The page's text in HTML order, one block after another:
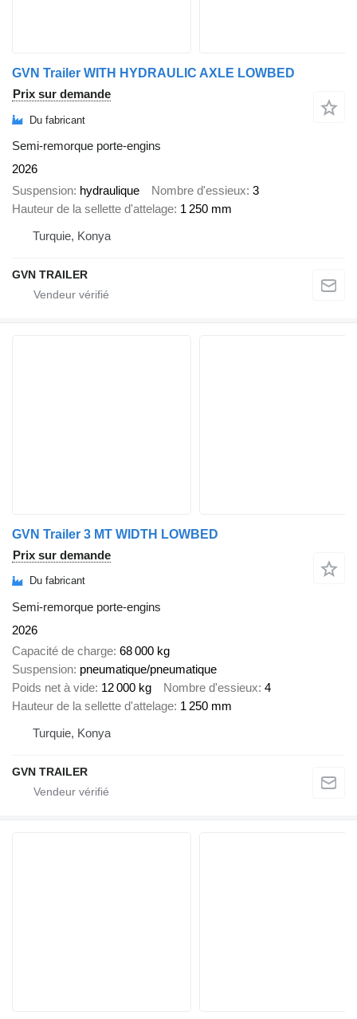
GVN Trailer WITH HYDRAULIC AXLE LOWBED
Prix sur demande
Du fabricant
Semi-remorque porte-engins
2026
Suspension hydraulique Nombre d'essieux 3
Hauteur de la sellette d'attelage 1 250 mm
Turquie, Konya
GVN TRAILER
GVN Trailer 3 MT WIDTH LOWBED
Prix sur demande
Du fabricant
Semi-remorque porte-engins
2026
Capacité de charge 68 000 kg
Suspension pneumatique/pneumatique
Poids net à vide 12 000 kg Nombre d'essieux 4
Hauteur de la sellette d'attelage 1 250 mm
Turquie, Konya
GVN TRAILER